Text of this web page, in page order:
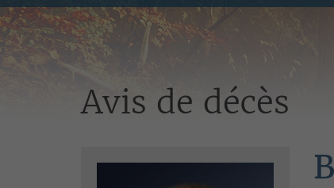
Avis de décès